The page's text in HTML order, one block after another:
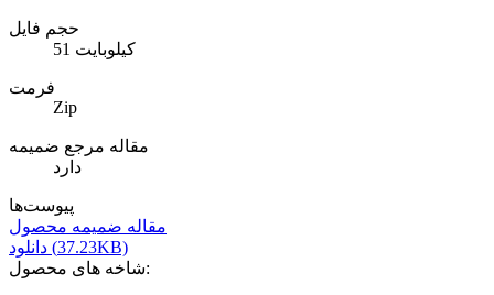
حجم فایل
51 کیلوبایت
فرمت
Zip
مقاله مرجع ضمیمه
دارد
پیوست‌ها
مقاله ضمیمه محصول
دانلود (37.23KB)
شاخه های محصول: